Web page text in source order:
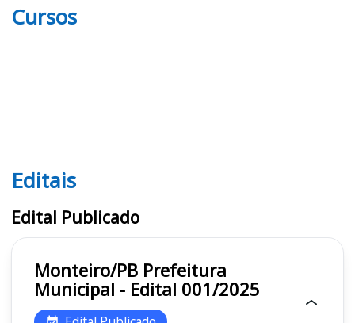
Cursos
Editais
Editais
Edital Publicado
Monteiro/PB Prefeitura
Municipal - Edital 001/2025